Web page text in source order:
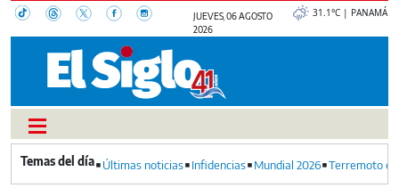
JUEVES, 06 AGOSTO
2026
31.1°C | PANAMÁ
Últimas noticias Infidencias Mundial 2026 Terremoto